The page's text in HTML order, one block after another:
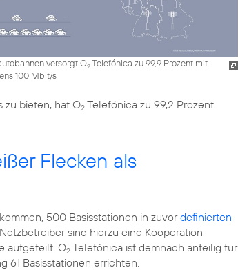
versorgt O2Telefónica zu 99,9 Prozent mit
100 Mbit/s
zu bieten, hat O2 Telefónica zu 99,2 Prozent
Flecken als
500 Basisstationen in zuvordefinierten
sind hierzu eine Kooperation
aufgeteilt. O2 Telefónica ist demnach anteilig für
61 Basisstationen errichten.